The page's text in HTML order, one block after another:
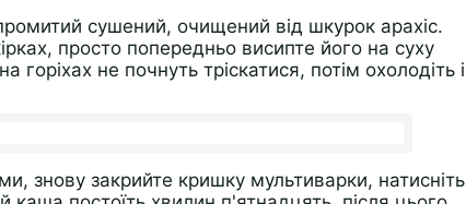
сушений, очищений від шкурок арахіс.
просто попередньо висипте його на суху
не почнуть тріскатися, потім охолодіть і
знову закрийте кришку мультиварки, натисніть